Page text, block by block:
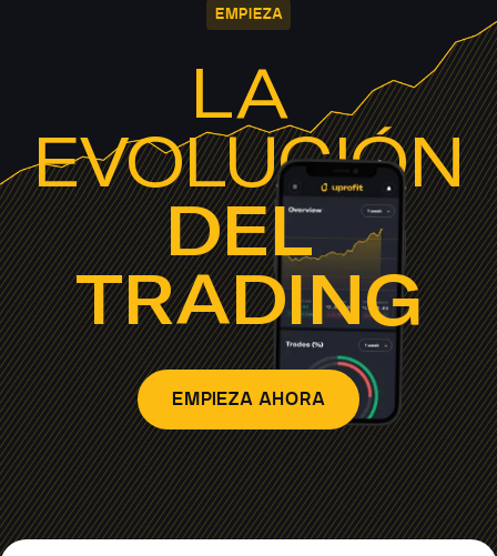
EMPIEZA
LA
EVOLUCIÓN
DEL
TRADING
EMPIEZA AHORA